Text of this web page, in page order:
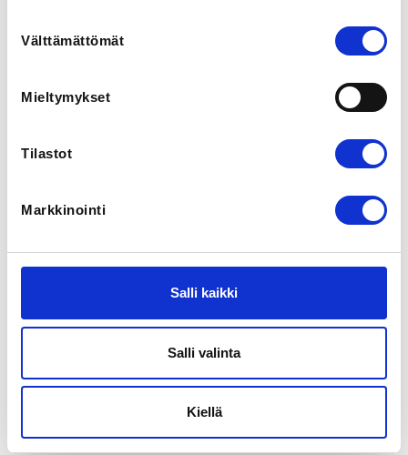
valinta
Välttämättömät
Mieltymykset
Tilastot
Markkinointi
Salli kaikki
Salli valinta
Kiellä
Napakympintie 24, 81100 Kontiolahti, Suomi
Fr 20.12.2019 at 14:00 - Th 2.1.2020 at 23:59
NMM- ja yleisen sarjan näyttökilpailut. Kohdistus klo
11.00 alkaen, startit klo 12 alkaen. Tarkempi sarjojen
starttiaikataulu päivitetään myöhemmin.
Register